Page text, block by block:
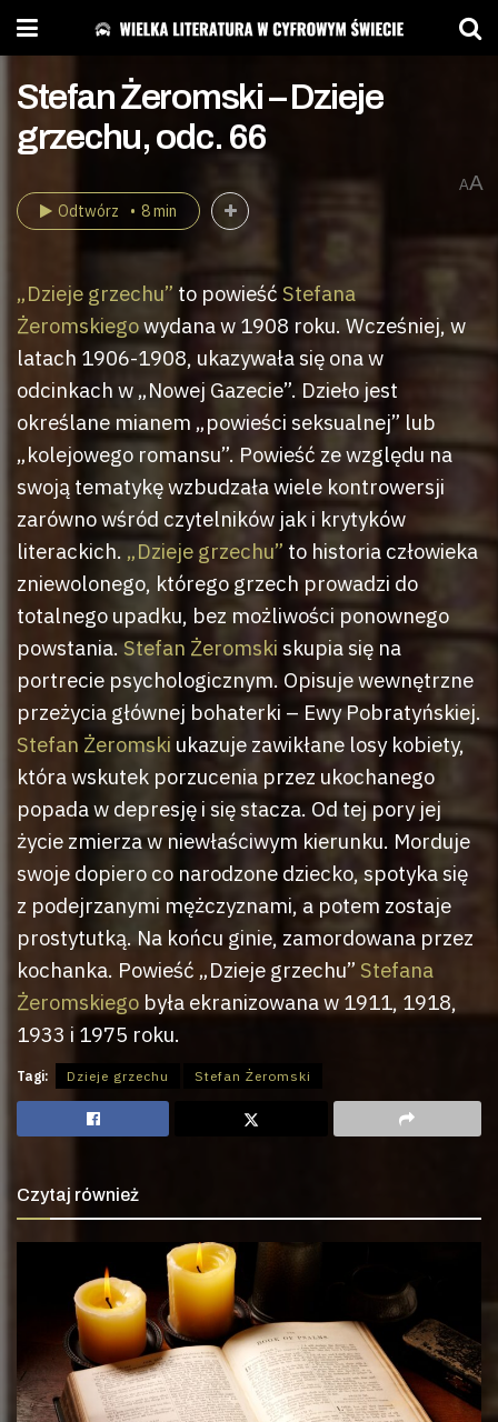
Stefan Żeromski – Dzieje
grzechu, odc. 66
AA
Odtwórz 8 min
„Dzieje grzechu” to powieść Stefana
Żeromskiegowydana w 1908 roku. Wcześniej, w
latach 1906-1908, ukazywała się ona w
odcinkach w „Nowej Gazecie”. Dzieło jest
określane mianem „powieści seksualnej” lub
„kolejowego romansu”. Powieść ze względu na
swoją tematykę wzbudzała wiele kontrowersji
zarówno wśród czytelników jak i krytyków
literackich. „Dzieje grzechu” to historia człowieka
zniewolonego, którego grzech prowadzi do
totalnego upadku, bez możliwości ponownego
powstania.Stefan Żeromski skupia się na
portrecie psychologicznym. Opisuje wewnętrzne
przeżycia głównej bohaterki – Ewy Pobratyńskiej.
Stefan Żeromski ukazuje zawikłane losy kobiety,
która wskutek porzucenia przez ukochanego
popada w depresję i się stacza. Od tej pory jej
życie zmierza w niewłaściwym kierunku. Morduje
swoje dopiero co narodzone dziecko, spotyka się
z podejrzanymi mężczyznami, a potem zostaje
prostytutką. Na końcu ginie, zamordowana przez
kochanka. Powieść „Dzieje grzechu” Stefana
Żeromskiego była ekranizowana w 1911, 1918,
1933 i 1975 roku.
Tagi: Dzieje grzechu Stefan Żeromski
Czytaj również